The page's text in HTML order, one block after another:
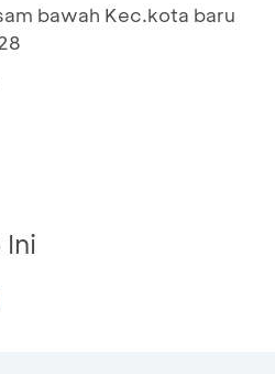
bawah Kec.kota baru